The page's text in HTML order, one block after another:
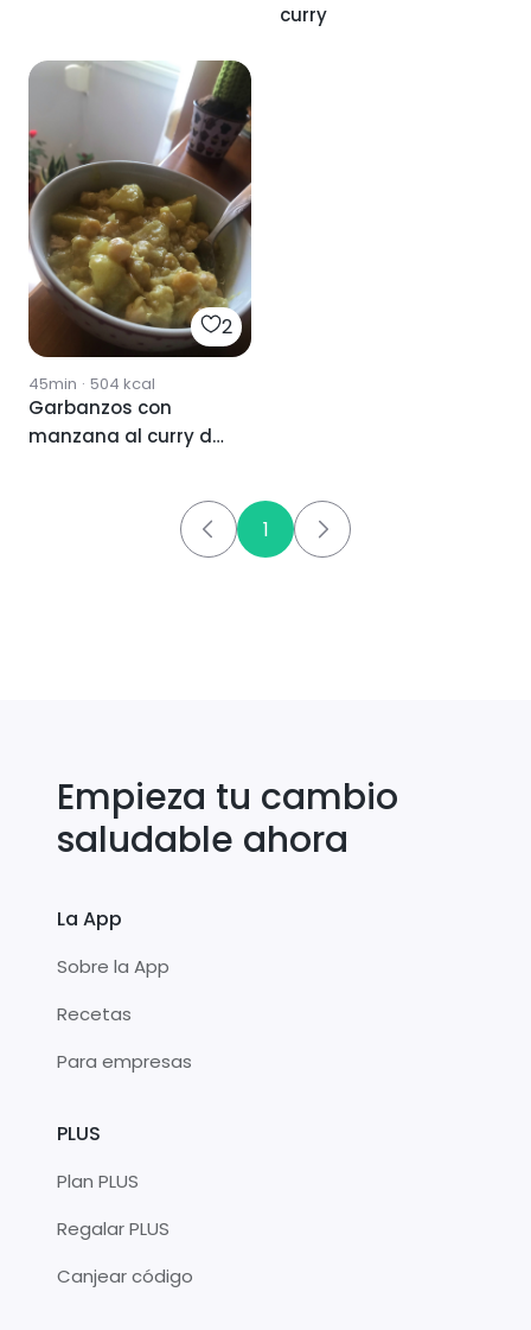
curry
2
45min · 504 kcal
Garbanzos con
manzana al curry de
1
Empieza tu cambio
saludable ahora
La App
Sobre la App
Recetas
Para empresas
PLUS
Plan PLUS
Regalar PLUS
Canjear código